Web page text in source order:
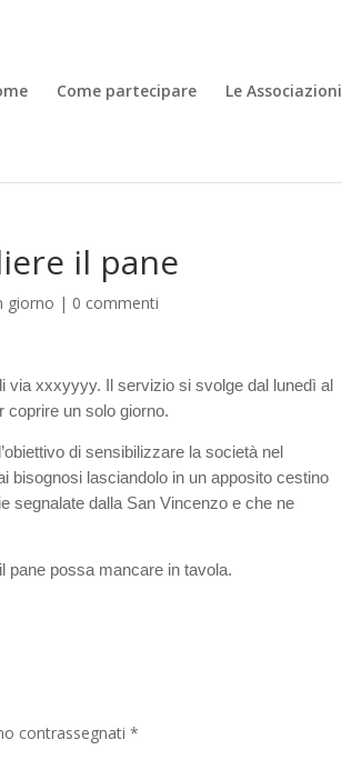
Come partecipare Le Associazioni
il pane
giorno | 0 commenti
via xxxyyyy. Il servizio si svolge dal lunedì al
coprire un solo giorno.
di sensibilizzare la società nel
bisognosi lasciandolo in un apposito cestino
segnalate dalla San Vincenzo e che ne
pane possa mancare in tavola.
contrassegnati *